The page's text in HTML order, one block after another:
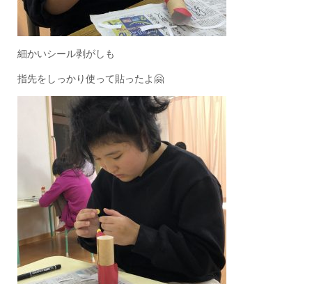
細かいシール剥がしも
指先をしっかり使って貼ったよ🤗